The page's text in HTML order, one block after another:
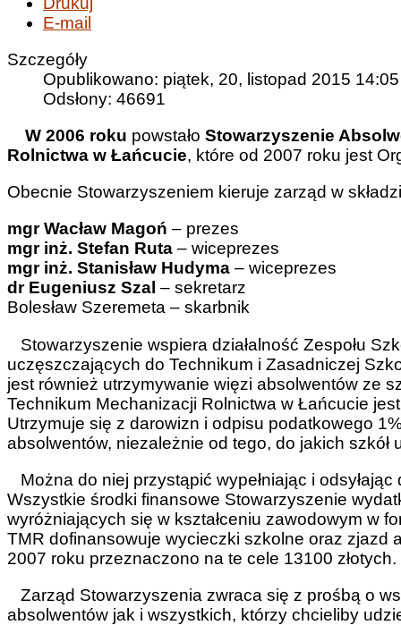
E-mail
Szczegóły
Opublikowano: piątek, 20, listopad 2015 14:05
Odsłony: 46691
W 2006 roku powstało Stowarzyszenie
Rolnictwa w Łańcucie, które od 2007 roku jest
Obecnie Stowarzyszeniem kieruje zarząd w
mgr Wacław Magoń – prezes
mgr inż. Stefan Ruta – wiceprezes
mgr inż. Stanisław Hudyma – wiceprezes
dr Eugeniusz Szal – sekretarz
Bolesław Szeremeta – skarbnik
Stowarzyszenie wspiera działalność Zespołu
uczęszczających do Technikum i Zasadniczej
jest również utrzymywanie więzi absolwentów ze
Technikum Mechanizacji Rolnictwa w Łańcucie
Utrzymuje się z darowizn i odpisu podatkowego
absolwentów, niezależnie od tego, do jakich szkół
Można do niej przystąpić wypełniając i
Wszystkie środki finansowe Stowarzyszenie
wyróżniających się w kształceniu zawodowym w
TMR dofinansowuje wycieczki szkolne oraz zjazd
2007 roku przeznaczono na te cele 13100 złotych.
Zarząd Stowarzyszenia zwraca się z prośbą o
absolwentów jak i wszystkich, którzy chcieliby